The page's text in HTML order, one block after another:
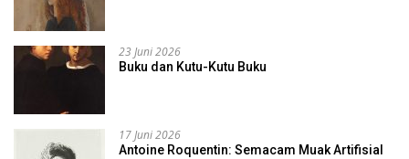
23 Juni 2026
Buku dan Kutu-Kutu Buku
17 Juni 2026
Antoine Roquentin: Semacam Muak Artifisial